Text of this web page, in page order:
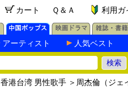
カート Ｑ＆Ａ 利用ガ
アーティスト 人気ベスト
香港台湾 男性歌手 ＞周杰倫（ジェ